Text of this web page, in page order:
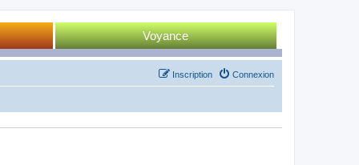
Voyance
Tirage 52 cartes
Tirage Tarot
Connexion
Inscription